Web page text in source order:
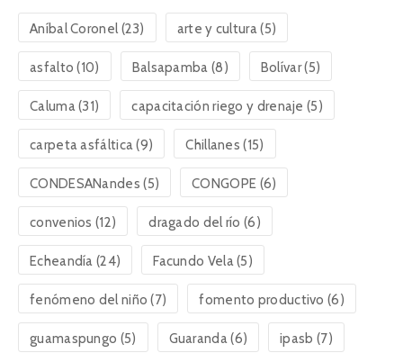
Aníbal Coronel(23) arte y cultura(5)
asfalto (10) Balsapamba (8) Bolívar(5)
Caluma(31) capacitación riego y drenaje (5)
carpeta asfáltica(9) Chillanes (15)
CONDESANandes (5) CONGOPE (6)
convenios (12) dragado del río (6)
Echeandía (24) Facundo Vela(5)
fenómeno del niño (7) fomento productivo (6)
guamaspungo (5) Guaranda(6) ipasb (7)